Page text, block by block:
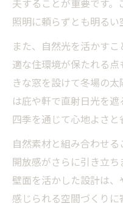
工夫
自然光と工務
い
工務店が提案
工務店の工夫
調整法
工務店選びで重視
夫することが重要です
照明に頼らずとも明るい
また、自然光を活かす
適な住環境が保たれる
きな窓を設けて冬場の
は庇や軒で直射日光を
四季を通じて心地よさと
自然素材と組み合わせ
開放感がさらに引き立
壁面を活かした設計は、
感じられる空間づくりに